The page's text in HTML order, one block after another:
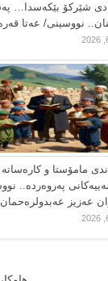
شێرکۆ بێکەسدا…
نووسینی/ عەتا
مامۆستا و کارەساتە
پەروەردە..
عەزیز عەبدولرەحمان